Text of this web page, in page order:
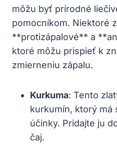
môžu byť prírodné
pomocníkom. ⁣Niektoré‍
‍**protizápalové** a⁢
ktoré môžu prispieť k‍
⁣zmierneniu zápalu.
Kurkuma: Tento‌
kurkumín, ktorý má​
účinky. Pridajte ju
čaj.